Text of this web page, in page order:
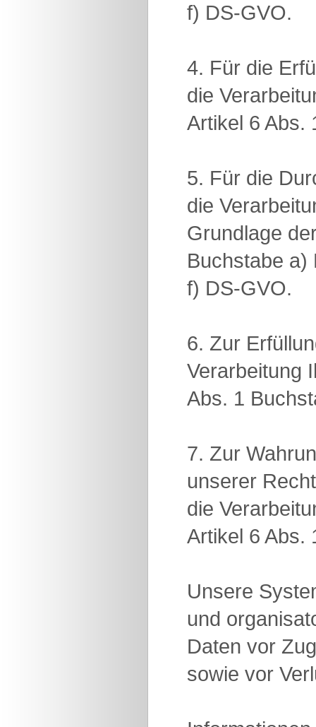
f) DS-GVO.
4. Für die
die
Artikel 6 Abs.
5. Für die
die
Grundlage
Buchstabe a)
f) DS-GVO.
6. Zur
Verarbeitung
Abs. 1
7. Zur
unserer
die
Artikel 6 Abs.
Unsere
und
Daten vor
sowie vor